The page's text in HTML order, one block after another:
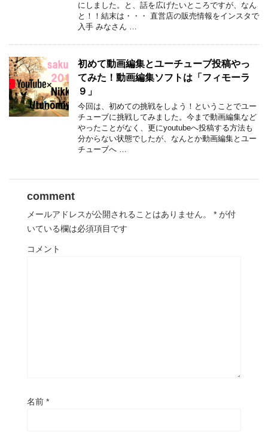
にしました。と、話を広げたいところですが、なん
と！！結末は・・・ 直営店の販売情報をインスタで
入手 みなさん …
初めて動画編集とユーチューブ投稿やっ
てみた！動画編集ソフトは「フィモーラ
９」
今回は、初めての挑戦をしよう！ということでユー
チューブに挑戦してみました。今まで動画編集など
やったことがなく、更にyoutubeへ投稿する方法も
分からない状態でしたが、なんとか動画編集とユー
チューブへ …
comment
メールアドレスが公開されることはありません。 * が付
いている欄は必須項目です
コメント
名前 *